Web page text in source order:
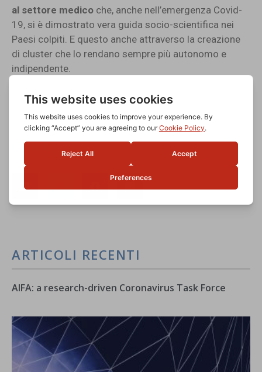
al settore medico che, anche nell’emergenza Covid-
19, si è dimostrato vera guida socio-scientifica nei
Paesi colpiti. E questo anche attraverso la creazione
di cluster che lo rendano sempre più autonomo e
indipendente.
Manasse,Milano for Covid
CONDIVIDI
ARTICOLI RECENTI
AIFA: a research-driven Coronavirus Task Force